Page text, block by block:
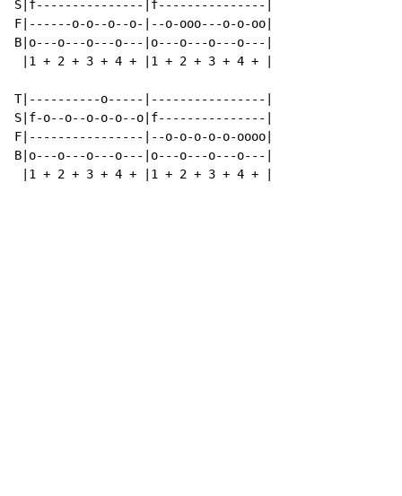
S|f---------------|f---------------|
F|------o-o--o--o-|--o-ooo---o-o-oo|
B|o---o---o---o---|o---o---o---o---|
|1 + 2 + 3 + 4 + |1 + 2 + 3 + 4 + |
T|----------o-----|----------------|
S|f-o--o--o-o-o--o|f---------------|
F|----------------|--o-o-o-o-o-oooo|
B|o---o---o---o---|o---o---o---o---|
|1 + 2 + 3 + 4 + |1 + 2 + 3 + 4 + |